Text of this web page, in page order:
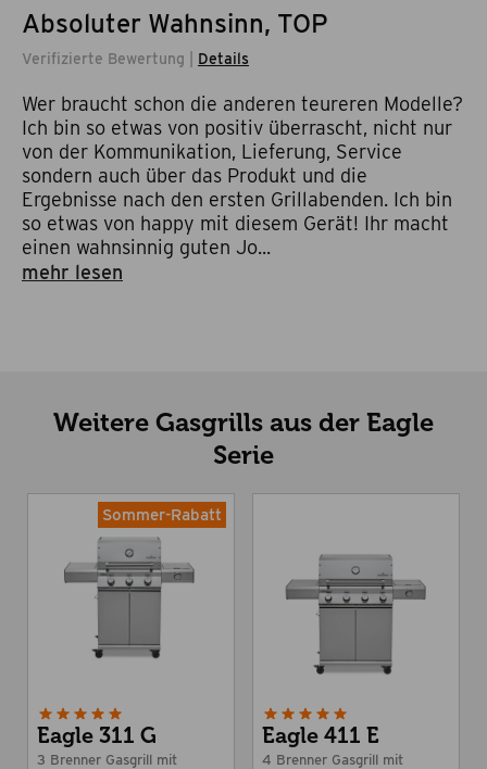
Absoluter Wahnsinn, TOP
Verifizierte Bewertung | Details
Wer braucht schon die anderen teureren Modelle?
Ich bin so etwas von positiv überrascht, nicht nur
von der Kommunikation, Lieferung, Service
sondern auch über das Produkt und die
Ergebnisse nach den ersten Grillabenden. Ich bin
so etwas von happy mit diesem Gerät! Ihr macht
einen wahnsinnig guten Jo...
mehr lesen
Weitere Gasgrills aus der Eagle
Serie
Sommer-Rabatt
Eagle 311 G
3 Brenner Gasgrill mit
Eagle 411 E
4 Brenner Gasgrill mit